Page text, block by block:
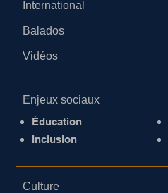
International
Balados
Vidéos
Enjeux sociaux
Éducation
Inclusion
Culture